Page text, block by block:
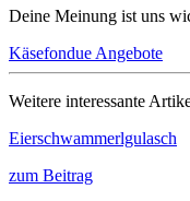
Deine Meinung ist uns
Käsefondue Angebote
Weitere interessante
Eierschwammerlgulasch
zum Beitrag